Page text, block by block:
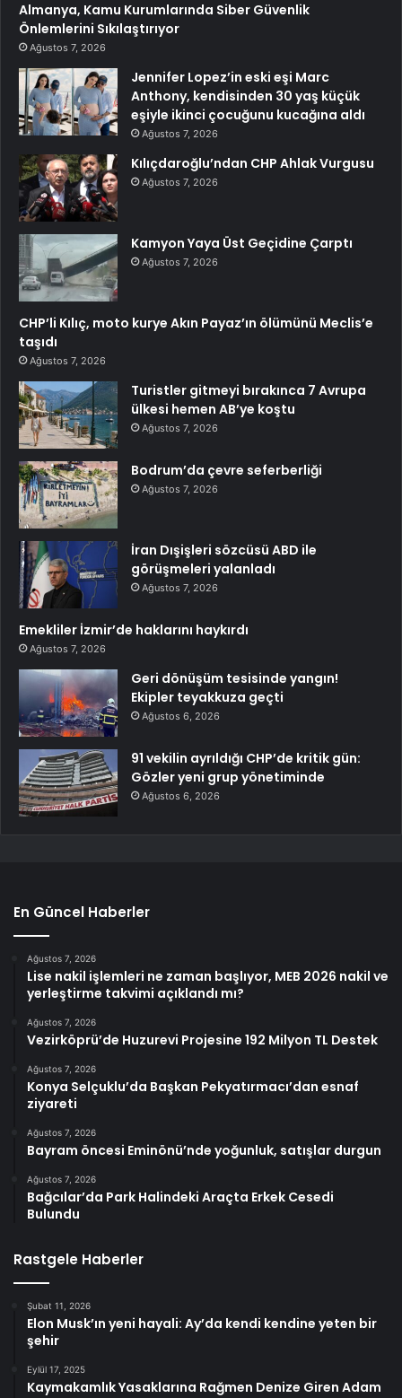
Almanya, Kamu Kurumlarında Siber Güvenlik
Önlemlerini Sıkılaştırıyor
Ağustos 7, 2026
Jennifer Lopez’in eski eşi Marc
Anthony, kendisinden 30 yaş küçük
eşiyle ikinci çocuğunu kucağına aldı
Ağustos 7, 2026
Kılıçdaroğlu’ndan CHP Ahlak Vurgusu
Ağustos 7, 2026
Kamyon Yaya Üst Geçidine Çarptı
Ağustos 7, 2026
CHP’li Kılıç, moto kurye Akın Payaz’ın ölümünü Meclis’e
taşıdı
Ağustos 7, 2026
Turistler gitmeyi bırakınca 7 Avrupa
ülkesi hemen AB’ye koştu
Ağustos 7, 2026
Bodrum’da çevre seferberliği
Ağustos 7, 2026
İran Dışişleri sözcüsü ABD ile
görüşmeleri yalanladı
Ağustos 7, 2026
Emekliler İzmir’de haklarını haykırdı
Ağustos 7, 2026
Geri dönüşüm tesisinde yangın!
Ekipler teyakkuza geçti
Ağustos 6, 2026
91 vekilin ayrıldığı CHP’de kritik gün:
Gözler yeni grup yönetiminde
Ağustos 6, 2026
En Güncel Haberler
Ağustos 7, 2026
Lise nakil işlemleri ne zaman başlıyor, MEB 2026 nakil ve
yerleştirme takvimi açıklandı mı?
Ağustos 7, 2026
Vezirköprü’de Huzurevi Projesine 192 Milyon TL Destek
Ağustos 7, 2026
Konya Selçuklu’da Başkan Pekyatırmacı’dan esnaf
ziyareti
Ağustos 7, 2026
Bayram öncesi Eminönü’nde yoğunluk, satışlar durgun
Ağustos 7, 2026
Bağcılar’da Park Halindeki Araçta Erkek Cesedi
Bulundu
Rastgele Haberler
Şubat 11, 2026
Elon Musk’ın yeni hayali: Ay’da kendi kendine yeten bir
şehir
Eylül 17, 2025
Kaymakamlık Yasaklarına Rağmen Denize Giren Adam